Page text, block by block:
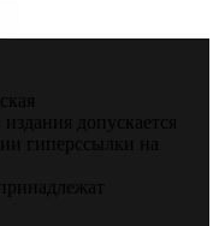
допускается
гиперссылки на